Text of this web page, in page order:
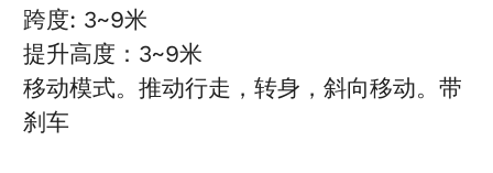
跨度: 3~9米
提升高度：3~9米
移动模式。推动行走，转身，斜向移动。带
刹车